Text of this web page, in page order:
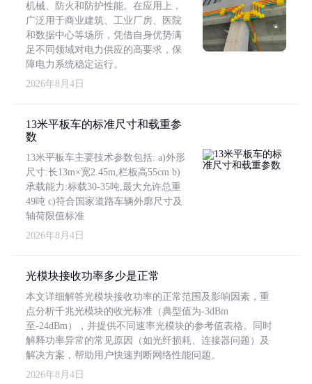
机械、防火和防护性能。在应用上，
广泛用于商业建筑、工业厂房、医院
和数据中心等场所，凭借自身优势满
足不同领域对电力供应的高要求，保
障电力系统稳定运行。
2026年8月4日
13米平板车的标准尺寸和载重参
数
13米平板车主要技术参数包括: a)外形
尺寸:长13m×宽2.45m,栏板高55cm b)
承载能力:标载30-35吨,最大允许总重
49吨 c)符合国家道路车辆外廓尺寸及
轴荷限值标准
2026年8月4日
光模块接收功率多少是正常
本文详细解答光模块接收功率的正常范围及影响因素，重
点分析千兆光模块的收光标准（典型值为-3dBm
至-24dBm），并提供不同速率光模块的参考值表格。同时
解释功率异常的常见原因（如光纤损耗、连接器问题）及
解决方案，帮助用户快速判断网络性能问题。
2026年8月4日